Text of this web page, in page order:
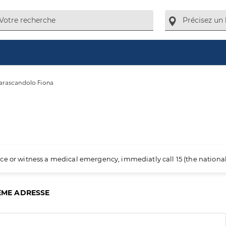
Fiona
or witness a medical emergency, immediatly call 15 (the
ADRESSE